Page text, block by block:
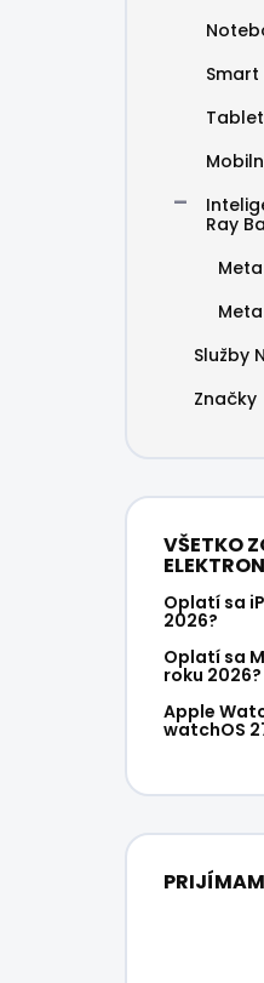
Ray
Služby
Značky
VŠETKO
Oplatí sa
2026?
Oplatí sa
roku 2026?
Apple
watchOS